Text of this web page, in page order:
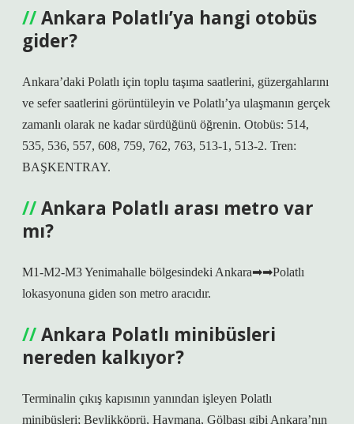
Ankara Polatlı’ya hangi otobüs
gider?
Ankara’daki Polatlı için toplu taşıma saatlerini, güzergahlarını
ve sefer saatlerini görüntüleyin ve Polatlı’ya ulaşmanın gerçek
zamanlı olarak ne kadar sürdüğünü öğrenin. Otobüs: 514,
535, 536, 557, 608, 759, 762, 763, 513-1, 513-2. Tren:
BAŞKENTRAY.
Ankara Polatlı arası metro var
mı?
M1-M2-M3 Yenimahalle bölgesindeki Ankara➡➡Polatlı
lokasyonuna giden son metro aracıdır.
Ankara Polatlı minibüsleri
nereden kalkıyor?
Terminalin çıkış kapısının yanından işleyen Polatlı
minibüsleri; Beylikköprü, Haymana, Gölbaşı gibi Ankara’nın